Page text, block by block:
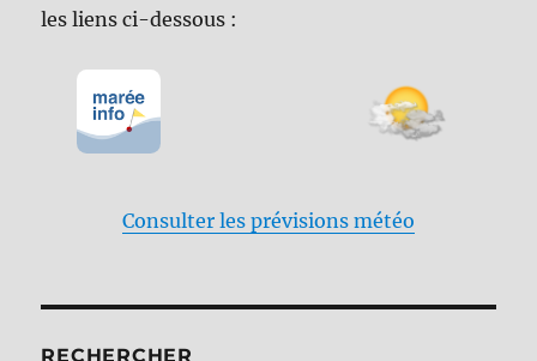
les liens ci-dessous :
Consulter les prévisions météo
RECHERCHER